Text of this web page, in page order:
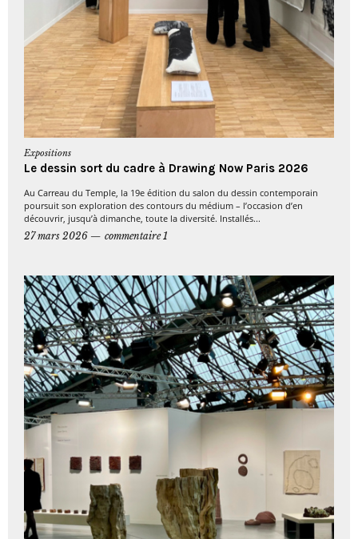
Expositions
Le dessin sort du cadre à Drawing Now Paris 2026
Au Carreau du Temple, la 19e édition du salon du dessin contemporain
poursuit son exploration des contours du médium – l’occasion d’en
découvrir, jusqu’à dimanche, toute la diversité. Installés...
27 mars 2026
commentaire 1